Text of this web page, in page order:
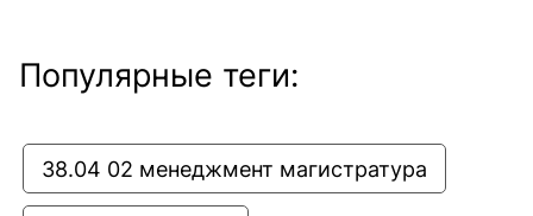
Популярные теги:
38.04 02 менеджмент магистратура